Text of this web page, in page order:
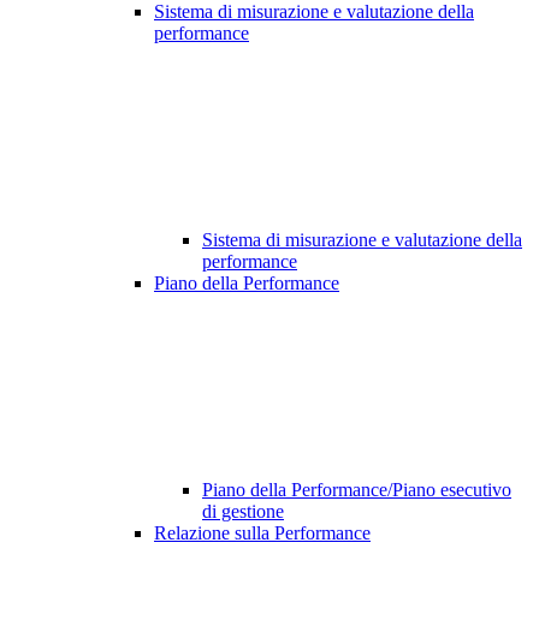
Sistema di misurazione e valutazione della
performance
Sistema di misurazione e valutazione della
performance
Piano della Performance
Piano della Performance/Piano esecutivo
di gestione
Relazione sulla Performance